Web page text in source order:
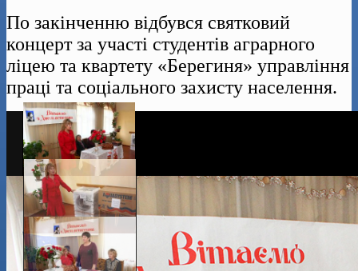
По закінченню відбувся святковий
концерт за участі студентів аграрного
ліцею та квартету «Берегиня» управління
праці та соціального захисту населення.